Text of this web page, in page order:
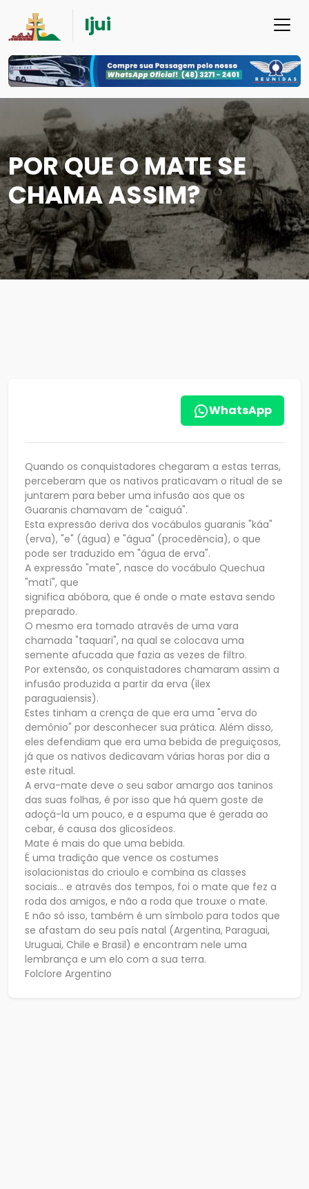
Ijui
POR QUE O MATE SE
CHAMA ASSIM?
WhatsApp
Quando os conquistadores chegaram a estas terras,
perceberam que os nativos praticavam o ritual de se
juntarem para beber uma infusão aos que os
Guaranis chamavam de "caiguá".
Esta expressão deriva dos vocábulos guaranis "káa"
(erva), "e" (água) e "água" (procedência), o que
pode ser traduzido em "água de erva".
A expressão "mate", nasce do vocábulo Quechua
"matí", que
significa abóbora, que é onde o mate estava sendo
preparado.
O mesmo era tomado através de uma vara
chamada "taquari", na qual se colocava uma
semente afucada que fazia as vezes de filtro.
Por extensão, os conquistadores chamaram assim a
infusão produzida a partir da erva (ilex
paraguaiensis).
Estes tinham a crença de que era uma "erva do
demônio" por desconhecer sua prática. Além disso,
eles defendiam que era uma bebida de preguiçosos,
já que os nativos dedicavam várias horas por dia a
este ritual.
A erva-mate deve o seu sabor amargo aos taninos
das suas folhas, é por isso que há quem goste de
adoçá-la um pouco, e a espuma que é gerada ao
cebar, é causa dos glicosídeos.
Mate é mais do que uma bebida.
É uma tradição que vence os costumes
isolacionistas do crioulo e combina as classes
sociais... e através dos tempos, foi o mate que fez a
roda dos amigos, e não a roda que trouxe o mate.
E não só isso, também é um símbolo para todos que
se afastam do seu país natal (Argentina, Paraguai,
Uruguai, Chile e Brasil) e encontram nele uma
lembrança e um elo com a sua terra.
Folclore Argentino